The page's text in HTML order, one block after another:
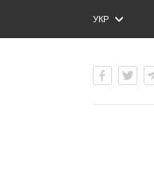
УКР
ENG